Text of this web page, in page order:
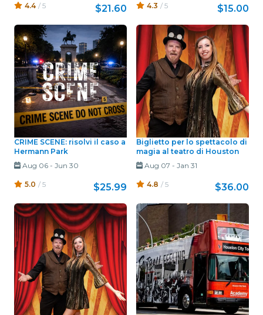
4.4 / 5 $21.60 4.3 / 5 $15.00
CRIME SCENE: risolvi il caso a
Hermann Park
Aug 06- Jun 30
5.0 / 5 $25.99
Biglietto per lo spettacolo di
magia al teatro di Houston
Aug 07 - Jan 31
4.8 / 5 $36.00